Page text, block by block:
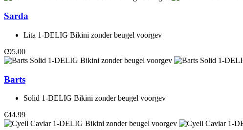
Sarda
Lita 1-DELIG Bikini zonder beugel voorgev
€95.00
Barts
Solid 1-DELIG Bikini zonder beugel voorgev
€44.99